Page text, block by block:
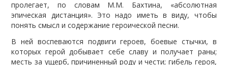
пролегает, по словам М.М. Бахтина, «абсолютная
эпическая дистанция». Это надо иметь в виду, чтобы
понять смысл и содержание героической песни.
В ней воспеваются подвиги героев, боевые стычки, в
которых герой добывает себе славу и получает раны;
месть за ущерб, причиненный роду и чести; гибель героя,